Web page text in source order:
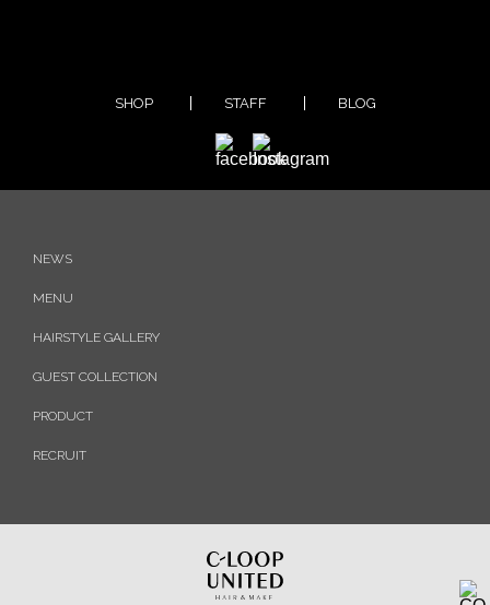
SHOP STAFF BLOG
NEWS
MENU
HAIRSTYLE GALLERY
GUEST COLLECTION
PRODUCT
RECRUIT